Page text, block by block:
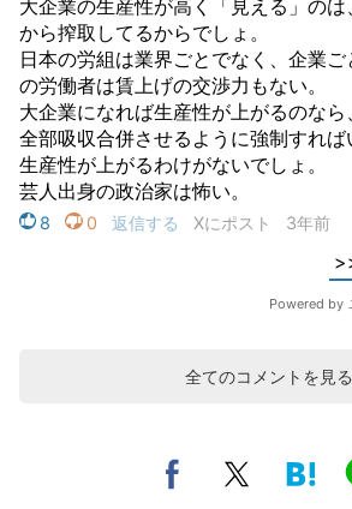
全てのコメントを見る